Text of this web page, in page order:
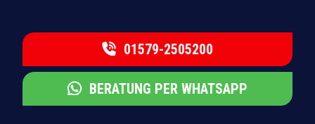
01579-2505200
BERATUNG PER WHATSAPP